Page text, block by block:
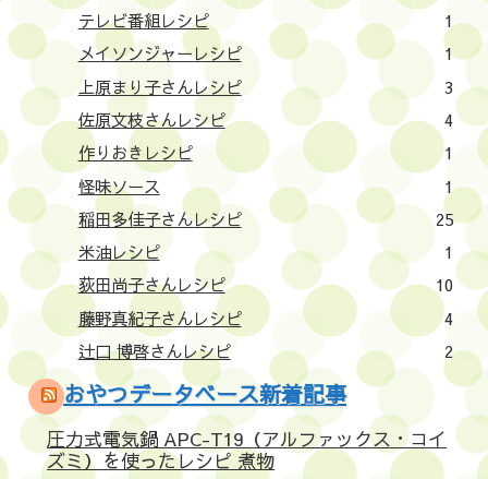
テレビ番組レシピ
1
メイソンジャーレシピ
1
上原まり子さんレシピ
3
佐原文枝さんレシピ
4
作りおきレシピ
1
怪味ソース
1
稲田多佳子さんレシピ
25
米油レシピ
1
荻田尚子さんレシピ
10
藤野真紀子さんレシピ
4
辻口 博啓さんレシピ
2
おやつデータベース新着記事
圧力式電気鍋 APC-T19（アルファックス・コイ
ズミ）を使ったレシピ 煮物